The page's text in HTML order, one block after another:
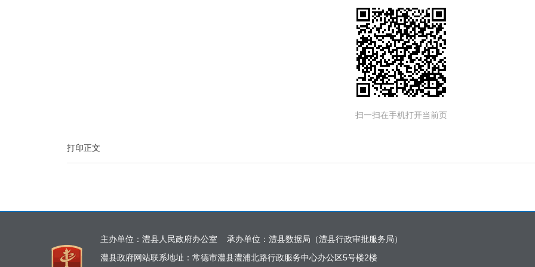
扫一扫在手机打开当前页
打印正文
主办单位：澧县人民政府办公室 承办单位：澧县数据局（澧县行政审批服务局）
澧县政府网站联系地址：常德市澧县澧浦北路行政服务中心办公区5号楼2楼